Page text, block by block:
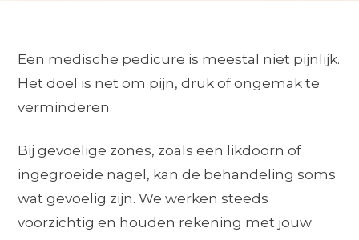
Een medische pedicure is meestal niet pijnlijk.
Het doel is net om pijn, druk of ongemak te
verminderen.
Bij gevoelige zones, zoals een likdoorn of
ingegroeide nagel, kan de behandeling soms
wat gevoelig zijn. We werken steeds
voorzichtig en houden rekening met jouw